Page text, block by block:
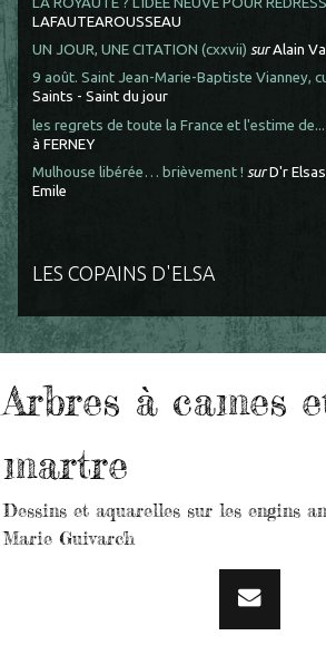
LAFAUTEAROUSSEAU
UN JOUR, UNE CITATION (cxxvii) surAlain
9 août. Saint Jean-Marie-Baptiste Vianney,
Saints - Saint du jour
les regrets de toute la France et l'estime de...
à FERNEY
Mulhouse libérée… brièvement ! surD'r
Emile
LES COPAINS D'ELSA
Arbres à cames
martre
Dessins et aquarelles sur les engins
Marie Guivarc'h